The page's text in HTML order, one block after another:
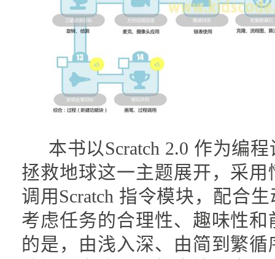
本书以Scratch 2.0 作为编程
拯救地球这一主题展开，采
调用Scratch 指令模块，配合
考虑任务的合理性、趣味性
的是，由浅入深、由简到繁